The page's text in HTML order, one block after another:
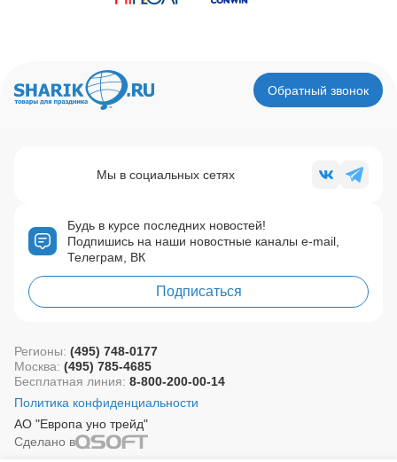
Обратный звонок
Будь в курсе последних новостей!
Подпишись на наши новостные каналы e-mail,
Телеграм, ВК
Подписаться
Мы в социальных сетях
АО "Европа уно трейд"
Регионы: (495) 748-0177
Москва: (495) 785-4685
Бесплатная линия: 8-800-200-00-14
Политика конфиденциальности
Сделано в